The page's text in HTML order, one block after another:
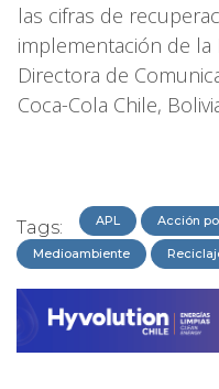
las cifras de
implementación de la
Directora de
Coca-Cola Chile,
Tags: APL Acción
Medioambiente